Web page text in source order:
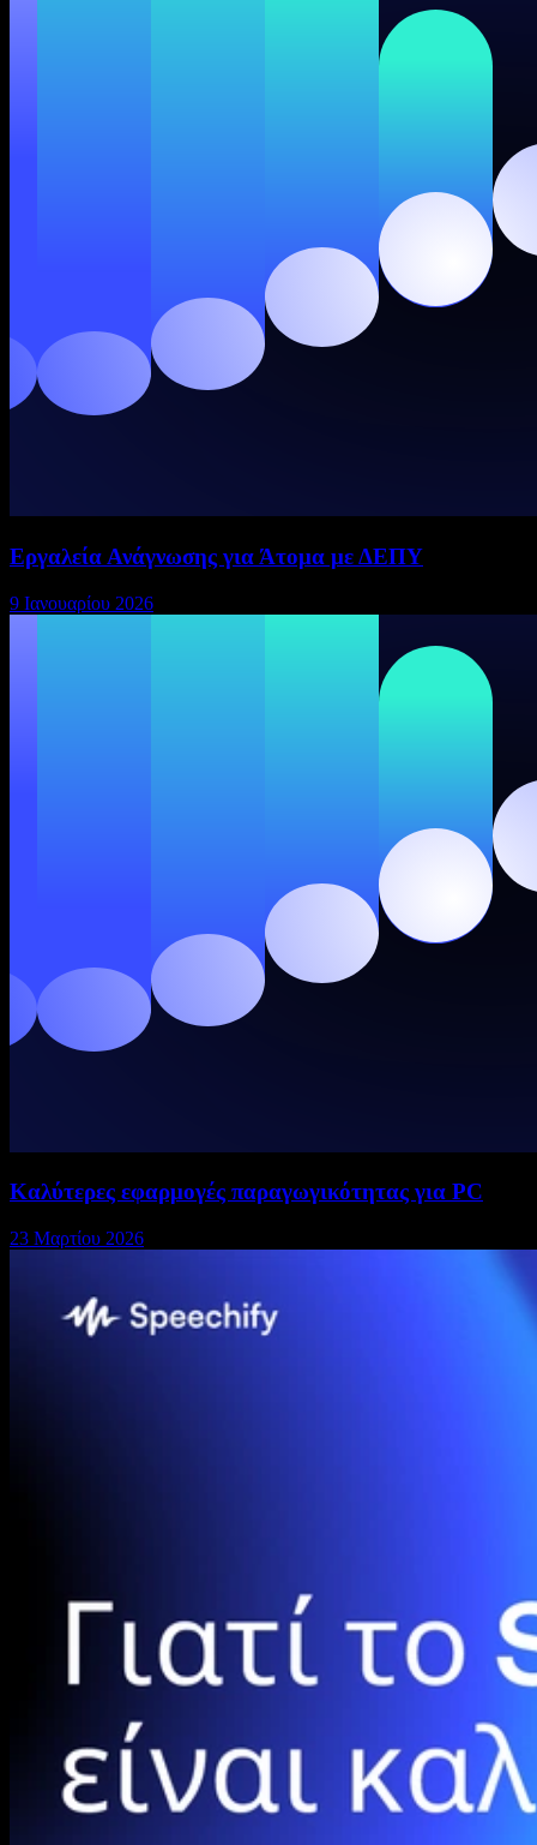
Εργαλεία Ανάγνωσης για Άτομα με ΔΕΠΥ
9 Ιανουαρίου 2026
Καλύτερες εφαρμογές παραγωγικότητας για PC
23 Μαρτίου 2026